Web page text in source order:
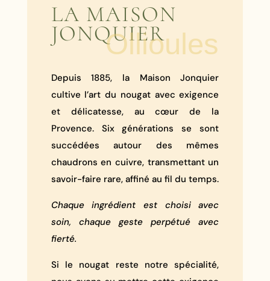
LA MAISON
JONQUIER
Ollioules
Depuis 1885, la Maison Jonquier
cultive l’art du nougat avec exigence
et délicatesse, au cœur de la
Provence. Six générations se sont
succédées autour des mêmes
chaudrons en cuivre, transmettant un
savoir-faire rare, affiné au fil du temps.
Chaque ingrédient est choisi avec
soin, chaque geste perpétué avec
fierté.
Si le nougat reste notre spécialité,